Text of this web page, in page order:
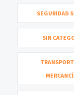
SEGURIDAD
SIN